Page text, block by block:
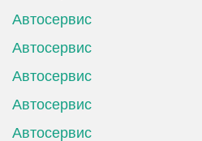
Автосервис
Автосервис
Автосервис
Автосервис
Автосервис